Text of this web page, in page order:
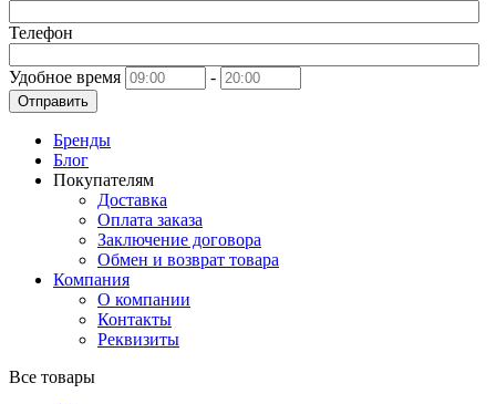
Телефон
Удобное время -
Отправить
Бренды
Блог
Покупателям
Доставка
Оплата заказа
Заключение договора
Обмен и возврат товара
Компания
О компании
Контакты
Реквизиты
Все товары